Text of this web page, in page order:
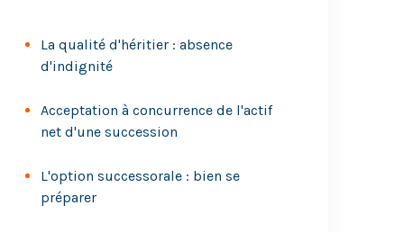
La qualité d'héritier : absence
d'indignité
Acceptation à concurrence de l'actif
net d'une succession
L'option successorale : bien se
préparer